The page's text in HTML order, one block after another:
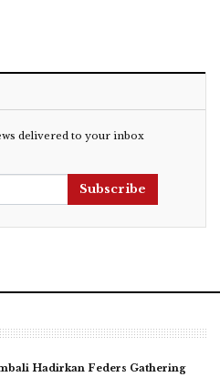
delivered to your inbox
Subscribe
Hadirkan Feders Gathering